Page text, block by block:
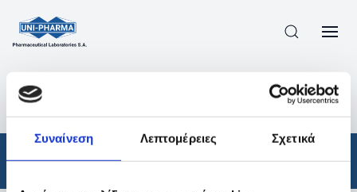
Συναίνεση Λεπτομέρειες Σχετικά
ΠΡΟΪΟΝΤΑ
ΑΠΟΤΕΛΕΣΜΑΤΑ ΑΝΑΖΗΤΗΣΗΣ
Φάρμακα